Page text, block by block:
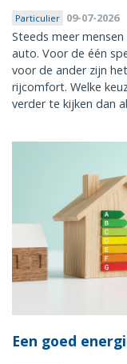
Particulier 09-07-2026
Steeds meer
auto. Voor de één
voor de ander zijn
rijcomfort. Welke
verder te kijken dan
Een goed